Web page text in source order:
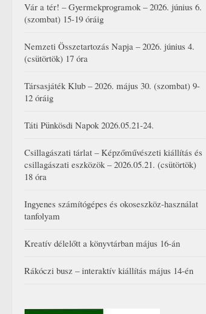
Vár a tér! – Gyermekprogramok – 2026. június 6.
(szombat) 15-19 óráig
Nemzeti Összetartozás Napja – 2026. június 4.
(csütörtök) 17 óra
Társasjáték Klub – 2026. május 30. (szombat) 9-
12 óráig
Táti Pünkösdi Napok 2026.05.21-24.
Csillagászati tárlat – Képzőművészeti kiállítás és
csillagászati eszközök – 2026.05.21. (csütörtök)
18 óra
Ingyenes számítógépes és okoseszköz-használat
tanfolyam
Kreatív délelőtt a könyvtárban május 16-án
Rákóczi busz – interaktív kiállítás május 14-én